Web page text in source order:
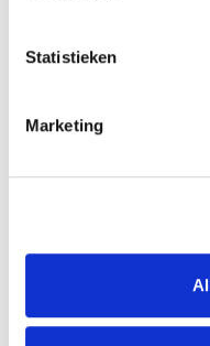
Statistieken
Marketing